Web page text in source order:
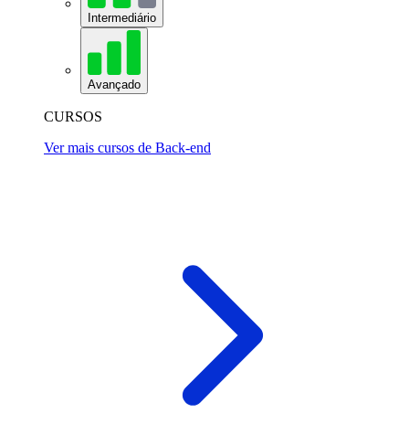
Intermediário
Avançado
CURSOS
Ver mais cursos de Back-end